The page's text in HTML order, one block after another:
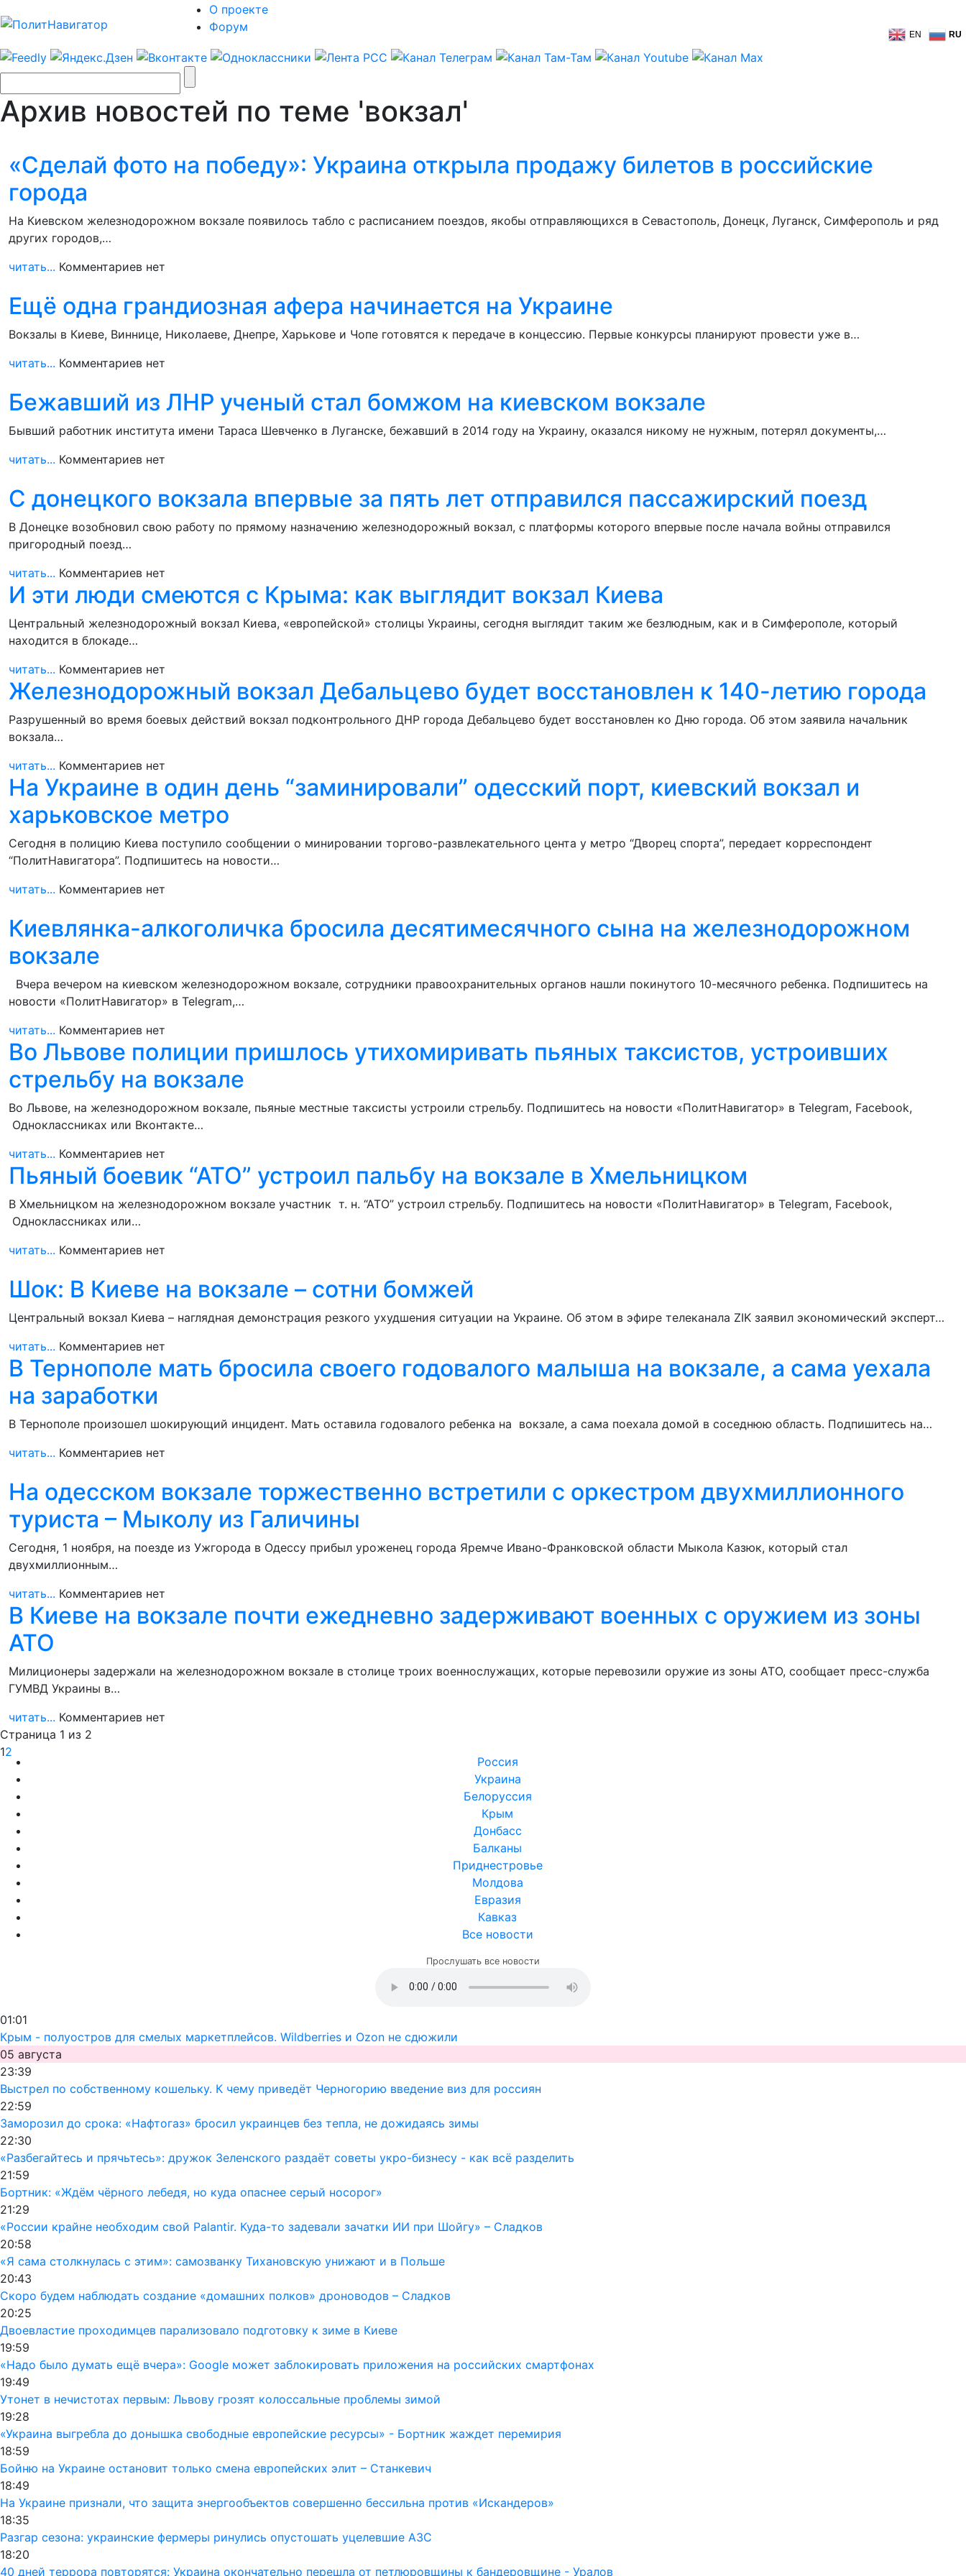
О проекте
Форум
EN RU
Архив новостей по теме 'вокзал'
«Сделай фото на победу»: Украина открыла продажу билетов в российские
города
На Киевском железнодорожном вокзале появилось табло с расписанием поездов, якобы отправляющихся в Севастополь, Донецк, Луганск, Симферополь и ряд
других городов,…
читать... Комментариев нет
Ещё одна грандиозная афера начинается на Украине
Вокзалы в Киеве, Виннице, Николаеве, Днепре, Харькове и Чопе готовятся к передаче в концессию. Первые конкурсы планируют провести уже в…
читать... Комментариев нет
Бежавший из ЛНР ученый стал бомжом на киевском вокзале
Бывший работник института имени Тараса Шевченко в Луганске, бежавший в 2014 году на Украину, оказался никому не нужным, потерял документы,…
читать... Комментариев нет
С донецкого вокзала впервые за пять лет отправился пассажирский поезд
В Донецке возобновил свою работу по прямому назначению железнодорожный вокзал, с платформы которого впервые после начала войны отправился
пригородный поезд…
читать... Комментариев нет
И эти люди смеются с Крыма: как выглядит вокзал Киева
Центральный железнодорожный вокзал Киева, «европейской» столицы Украины, сегодня выглядит таким же безлюдным, как и в Симферополе, который
находится в блокаде…
читать... Комментариев нет
Железнодорожный вокзал Дебальцево будет восстановлен к 140-летию города
Разрушенный во время боевых действий вокзал подконтрольного ДНР города Дебальцево будет восстановлен ко Дню города. Об этом заявила начальник
вокзала…
читать... Комментариев нет
На Украине в один день “заминировали” одесский порт, киевский вокзал и
харьковское метро
Сегодня в полицию Киева поступило сообщении о минировании торгово-развлекательного цента у метро “Дворец спорта”, передает корреспондент
“ПолитНавигатора”. Подпишитесь на новости…
читать... Комментариев нет
Киевлянка-алкоголичка бросила десятимесячного сына на железнодорожном
вокзале
Вчера вечером на киевском железнодорожном вокзале, сотрудники правоохранительных органов нашли покинутого 10-месячного ребенка. Подпишитесь на
новости «ПолитНавигатор» в Telegram,…
читать... Комментариев нет
Во Львове полиции пришлось утихомиривать пьяных таксистов, устроивших
стрельбу на вокзале
Во Львове, на железнодорожном вокзале, пьяные местные таксисты устроили стрельбу. Подпишитесь на новости «ПолитНавигатор» в Telegram, Facebook,
Одноклассниках или Вконтакте…
читать... Комментариев нет
Пьяный боевик “АТО” устроил пальбу на вокзале в Хмельницком
В Хмельницком на железнодорожном вокзале участник т. н. “АТО” устроил стрельбу. Подпишитесь на новости «ПолитНавигатор» в Telegram, Facebook,
Одноклассниках или…
читать... Комментариев нет
Шок: В Киеве на вокзале – сотни бомжей
Центральный вокзал Киева – наглядная демонстрация резкого ухудшения ситуации на Украине. Об этом в эфире телеканала ZIK заявил экономический эксперт…
читать... Комментариев нет
В Тернополе мать бросила своего годовалого малыша на вокзале, а сама уехала
на заработки
В Тернополе произошел шокирующий инцидент. Мать оставила годовалого ребенка на вокзале, а сама поехала домой в соседнюю область. Подпишитесь на…
читать... Комментариев нет
На одесском вокзале торжественно встретили с оркестром двухмиллионного
туриста – Мыколу из Галичины
Сегодня, 1 ноября, на поезде из Ужгорода в Одессу прибыл уроженец города Яремче Ивано-Франковской области Мыкола Казюк, который стал
двухмиллионным…
читать... Комментариев нет
В Киеве на вокзале почти ежедневно задерживают военных с оружием из зоны
АТО
Милиционеры задержали на железнодорожном вокзале в столице троих военнослужащих, которые перевозили оружие из зоны АТО, сообщает пресс-служба
ГУМВД Украины в…
читать... Комментариев нет
Страница 1 из 2
12
Россия
Украина
Белоруссия
Крым
Донбасс
Балканы
Приднестровье
Молдова
Евразия
Кавказ
Все новости
Прослушать все новости
01:01
Крым - полуостров для смелых маркетплейсов. Wildberries и Ozon не сдюжили
05 августа
23:39
Выстрел по собственному кошельку. К чему приведёт Черногорию введение виз для россиян
22:59
Заморозил до срока: «Нафтогаз» бросил украинцев без тепла, не дожидаясь зимы
22:30
«Разбегайтесь и прячьтесь»: дружок Зеленского раздаёт советы укро-бизнесу - как всё разделить
21:59
Бортник: «Ждём чёрного лебедя, но куда опаснее серый носорог»
21:29
«России крайне необходим свой Palantir. Куда-то задевали зачатки ИИ при Шойгу» – Сладков
20:58
«Я сама столкнулась с этим»: самозванку Тихановскую унижают и в Польше
20:43
Скоро будем наблюдать создание «домашних полков» дроноводов – Сладков
20:25
Двоевластие проходимцев парализовало подготовку к зиме в Киеве
19:59
«Надо было думать ещё вчера»: Google может заблокировать приложения на российских смартфонах
19:49
Утонет в нечистотах первым: Львову грозят колоссальные проблемы зимой
19:28
«Украина выгребла до донышка свободные европейские ресурсы» - Бортник жаждет перемирия
18:59
Бойню на Украине остановит только смена европейских элит – Станкевич
18:49
На Украине признали, что защита энергообъектов совершенно бессильна против «Искандеров»
18:35
Разгар сезона: украинские фермеры ринулись опустошать уцелевшие АЗС
18:20
40 дней террора повторятся: Украина окончательно перешла от петлюровщины к бандеровщине - Уралов